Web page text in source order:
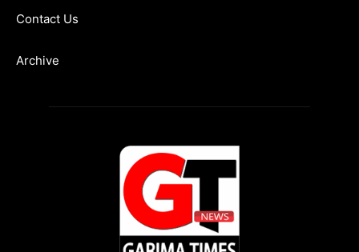
Contact Us
Archive